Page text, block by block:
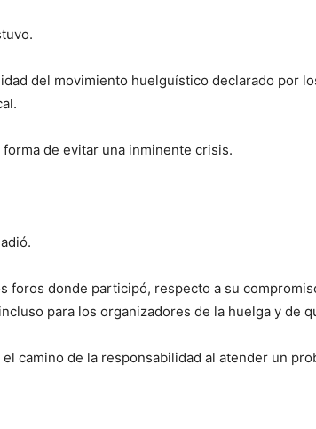
del movimiento huelguístico declarado por
de evitar una inminente crisis.
donde participó, respecto a su
para los organizadores de la huelga y de
camino de la responsabilidad al atender un